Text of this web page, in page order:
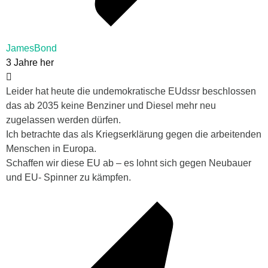
JamesBond
3 Jahre her
Leider hat heute die undemokratische EUdssr beschlossen
das ab 2035 keine Benziner und Diesel mehr neu
zugelassen werden dürfen.
Ich betrachte das als Kriegserklärung gegen die arbeitenden
Menschen in Europa.
Schaffen wir diese EU ab – es lohnt sich gegen Neubauer
und EU- Spinner zu kämpfen.